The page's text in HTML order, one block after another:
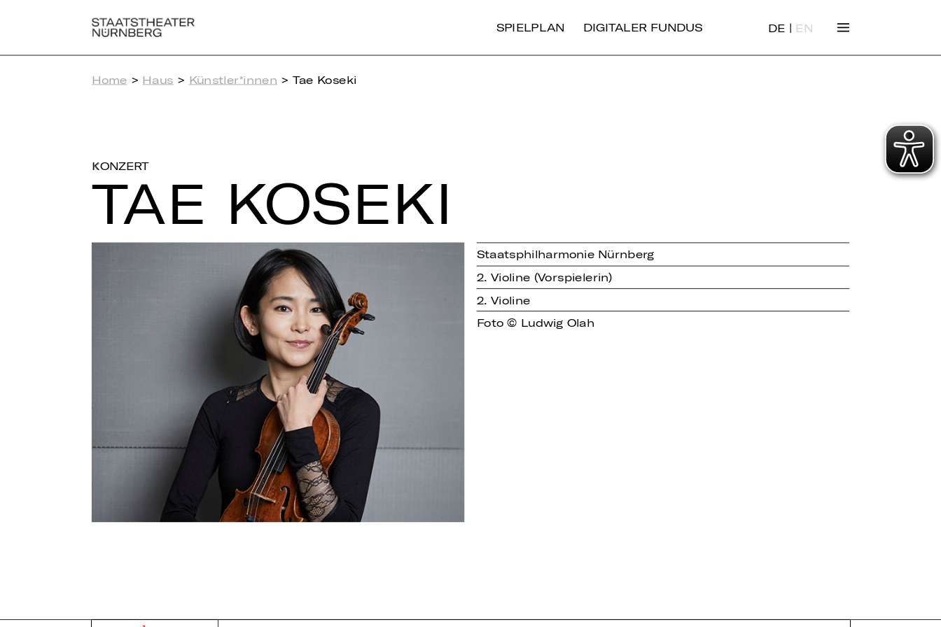
SPIELPLAN DIGITALER FUNDUS DE | EN
Home > Haus > Künstler*innen > Tae Koseki
KONZERT
TAE KOSEKI
Staatsphilharmonie Nürnberg
2. Violine (Vorspielerin)
2. Violine
Foto © Ludwig Olah